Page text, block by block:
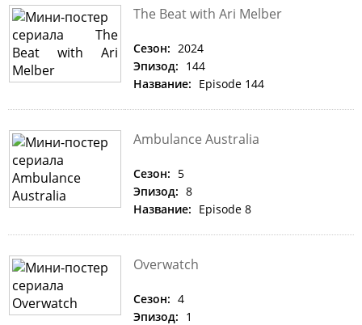
The Beat with Ari Melber
Сезон: 2024
Эпизод: 144
Название: Episode 144
Ambulance Australia
Сезон: 5
Эпизод: 8
Название: Episode 8
Overwatch
Сезон: 4
Эпизод: 1